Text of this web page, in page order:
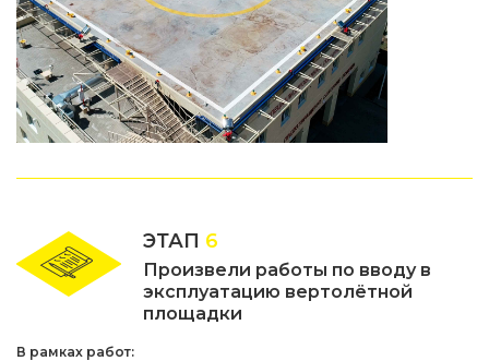
ЭТАП 6
Произвели работы по вводу в
эксплуатацию вертолётной
площадки
В рамках работ: